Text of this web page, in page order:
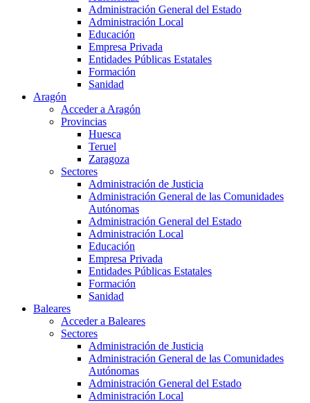
Administración General del Estado
Administración Local
Educación
Empresa Privada
Entidades Públicas Estatales
Formación
Sanidad
Aragón
Acceder a Aragón
Provincias
Huesca
Teruel
Zaragoza
Sectores
Administración de Justicia
Administración General de las Comunidades
Autónomas
Administración General del Estado
Administración Local
Educación
Empresa Privada
Entidades Públicas Estatales
Formación
Sanidad
Baleares
Acceder a Baleares
Sectores
Administración de Justicia
Administración General de las Comunidades
Autónomas
Administración General del Estado
Administración Local